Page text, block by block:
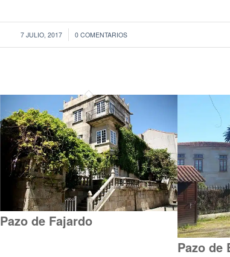
7 JULIO, 2017
/ 0 COMENTARIOS
Pazo de Fajardo
Pazo de